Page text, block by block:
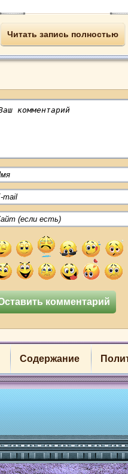
Читать запись полностью
Содержание